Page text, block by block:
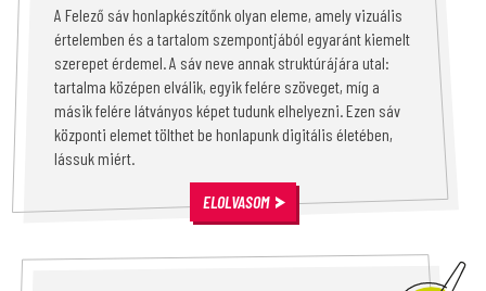
A Felező sáv honlapkészítőnk olyan eleme, amely vizuális
értelemben és a tartalom szempontjából egyaránt kiemelt
szerepet érdemel. A sáv neve annak struktúrájára utal:
tartalma középen elválik, egyik felére szöveget, míg a
másik felére látványos képet tudunk elhelyezni. Ezen sáv
központi elemet tölthet be honlapunk digitális életében,
lássuk miért.
ELOLVASOM